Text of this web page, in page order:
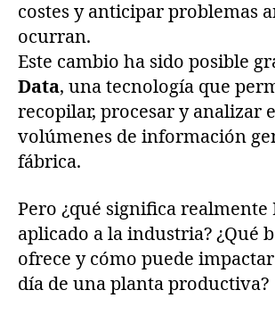
costes y anticipar problemas
ocurran.
Este cambio ha sido posible
Data, una tecnología que
recopilar, procesar y analizar
volúmenes de información
fábrica.
Pero ¿qué significa realmente
aplicado a la industria? ¿Qué
ofrece y cómo puede
día de una planta productiva?